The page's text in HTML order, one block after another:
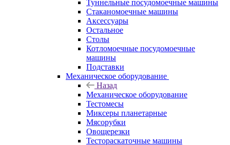
Туннельные посудомоечные машины
Стаканомоечные машины
Аксессуары
Остальное
Столы
Котломоечные посудомоечные
машины
Подставки
Механическое оборудование
Назад
Механическое оборудование
Тестомесы
Миксеры планетарные
Мясорубки
Овощерезки
Тестораскаточные машины